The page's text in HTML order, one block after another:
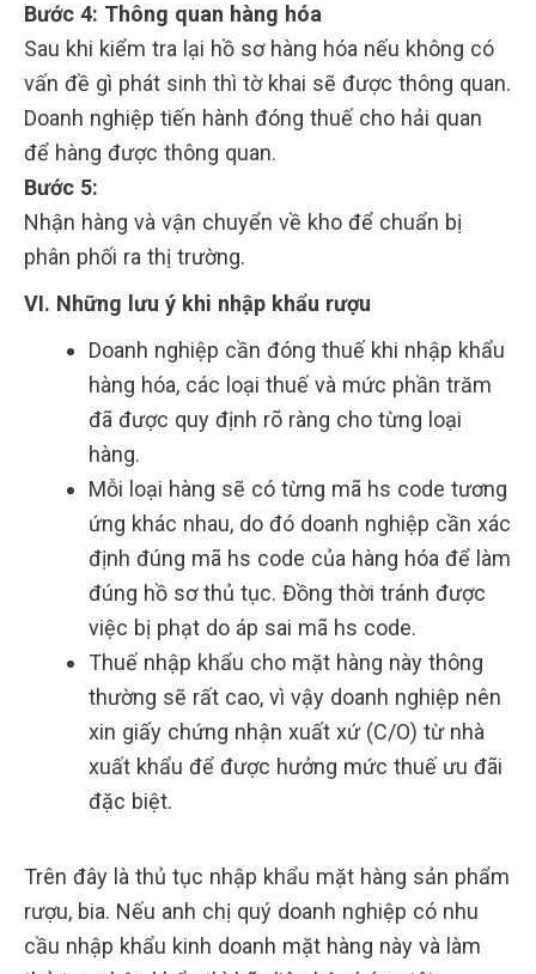
Bước 4: Thông quan hàng hóa
Sau khi kiểm tra lại hồ sơ hàng hóa nếu không có
vấn đề gì phát sinh thì tờ khai sẽ được thông quan.
Doanh nghiệp tiến hành đóng thuế cho hải quan
để hàng được thông quan.
Bước 5:
Nhận hàng và vận chuyển về kho để chuẩn bị
phân phối ra thị trường.
VI. Những lưu ý khi nhập khẩu rượu
Doanh nghiệp cần đóng thuế khi nhập khẩu
hàng hóa, các loại thuế và mức phần trăm
đã được quy định rõ ràng cho từng loại
hàng.
Mỗi loại hàng sẽ có từng mã hs code tương
ứng khác nhau, do đó doanh nghiệp cần xác
định đúng mã hs code của hàng hóa để làm
đúng hồ sơ thủ tục. Đồng thời tránh được
việc bị phạt do áp sai mã hs code.
Thuế nhập khẩu cho mặt hàng này thông
thường sẽ rất cao, vì vậy doanh nghiệp nên
xin giấy chứng nhận xuất xứ (C/O) từ nhà
xuất khẩu để được hưởng mức thuế ưu đãi
đặc biệt.
Trên đây là thủ tục nhập khẩu mặt hàng sản phẩm
rượu, bia. Nếu anh chị quý doanh nghiệp có nhu
cầu nhập khẩu kinh doanh mặt hàng này và làm